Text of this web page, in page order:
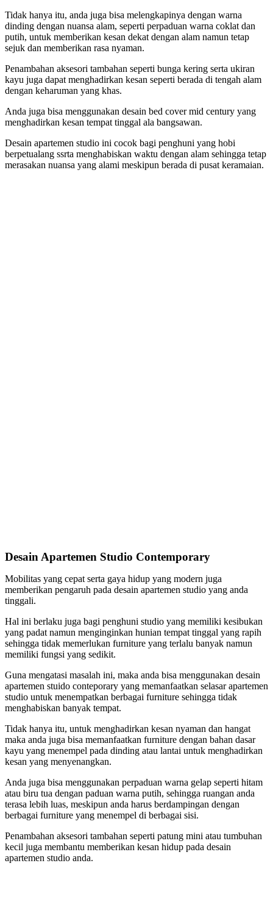
Tidak hanya itu, anda juga bisa melengkapinya dengan warna
dinding dengan nuansa alam, seperti perpaduan warna coklat dan
putih, untuk memberikan kesan dekat dengan alam namun tetap
sejuk dan memberikan rasa nyaman.
Penambahan aksesori tambahan seperti bunga kering serta ukiran
kayu juga dapat menghadirkan kesan seperti berada di tengah alam
dengan keharuman yang khas.
Anda juga bisa menggunakan desain bed cover mid century yang
menghadirkan kesan tempat tinggal ala bangsawan.
Desain apartemen studio ini cocok bagi penghuni yang hobi
berpetualang ssrta menghabiskan waktu dengan alam sehingga tetap
merasakan nuansa yang alami meskipun berada di pusat keramaian.
Desain Apartemen Studio Contemporary
Mobilitas yang cepat serta gaya hidup yang modern juga
memberikan pengaruh pada desain apartemen studio yang anda
tinggali.
Hal ini berlaku juga bagi penghuni studio yang memiliki kesibukan
yang padat namun menginginkan hunian tempat tinggal yang rapih
sehingga tidak memerlukan furniture yang terlalu banyak namun
memiliki fungsi yang sedikit.
Guna mengatasi masalah ini, maka anda bisa menggunakan desain
apartemen stuido conteporary yang memanfaatkan selasar apartemen
studio untuk menempatkan berbagai furniture sehingga tidak
menghabiskan banyak tempat.
Tidak hanya itu, untuk menghadirkan kesan nyaman dan hangat
maka anda juga bisa memanfaatkan furniture dengan bahan dasar
kayu yang menempel pada dinding atau lantai untuk menghadirkan
kesan yang menyenangkan.
Anda juga bisa menggunakan perpaduan warna gelap seperti hitam
atau biru tua dengan paduan warna putih, sehingga ruangan anda
terasa lebih luas, meskipun anda harus berdampingan dengan
berbagai furniture yang menempel di berbagai sisi.
Penambahan aksesori tambahan seperti patung mini atau tumbuhan
kecil juga membantu memberikan kesan hidup pada desain
apartemen studio anda.